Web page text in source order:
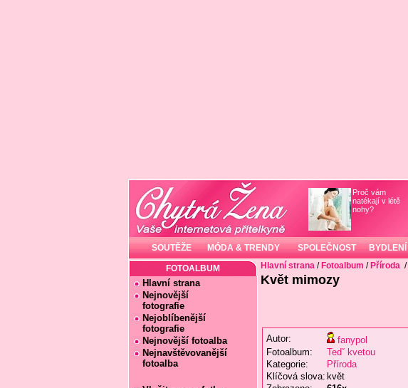
Proč vám
natékají v létě
nohy?
SOUTĚŽE MÓDA & TRENDY SPOLEČNOST BYDLENÍ
FOTOALBUM
Hlavní strana
Nejnovější
fotografie
Nejoblíbenější
fotografie
Nejnovější fotoalba
Nejnavštěvovanější
fotoalba
Hlavní strana/ Fotoalbum / Příroda /
Květ mimozy
Autor:
fanypol
Fotoalbum:
Tedˇ kvetou
Kategorie:
Příroda
Klíčová slova: květ